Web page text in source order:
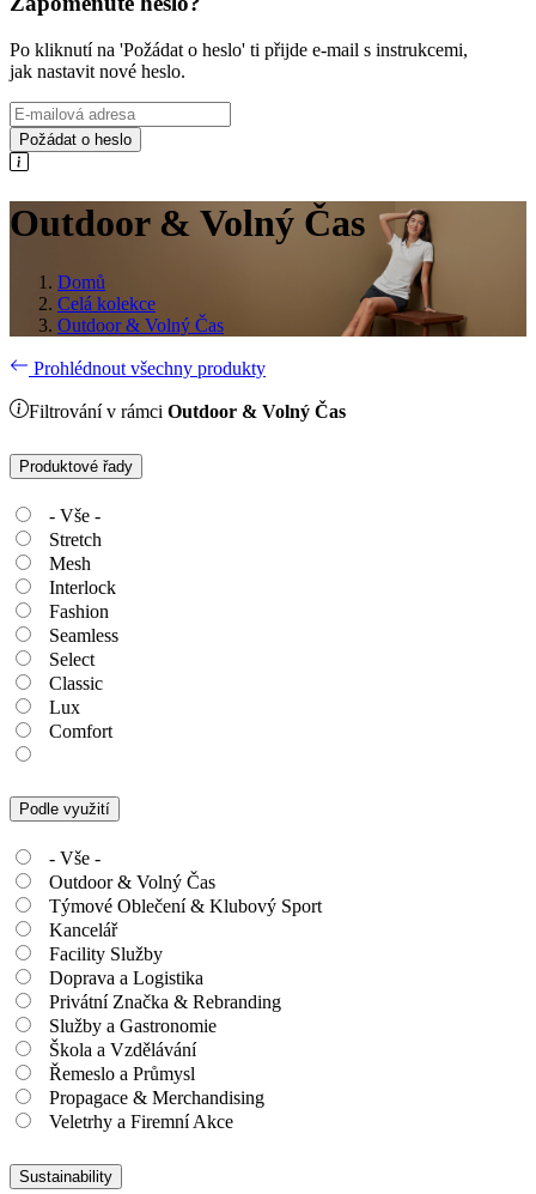
Po kliknutí na 'Požádat o heslo' ti přijde e-mail s instrukcemi,
jak nastavit nové heslo.
Požádat o heslo
Outdoor & Volný Čas
Domů
Celá kolekce
Outdoor & Volný Čas
Prohlédnout všechny produkty
Filtrování v rámci Outdoor & Volný Čas
Produktové řady
- Vše -
Stretch
Mesh
Interlock
Fashion
Seamless
Select
Classic
Lux
Comfort
Podle využití
- Vše -
Outdoor & Volný Čas
Týmové Oblečení & Klubový Sport
Kancelář
Facility Služby
Doprava a Logistika
Privátní Značka & Rebranding
Služby a Gastronomie
Škola a Vzdělávání
Řemeslo a Průmysl
Propagace & Merchandising
Veletrhy a Firemní Akce
Sustainability